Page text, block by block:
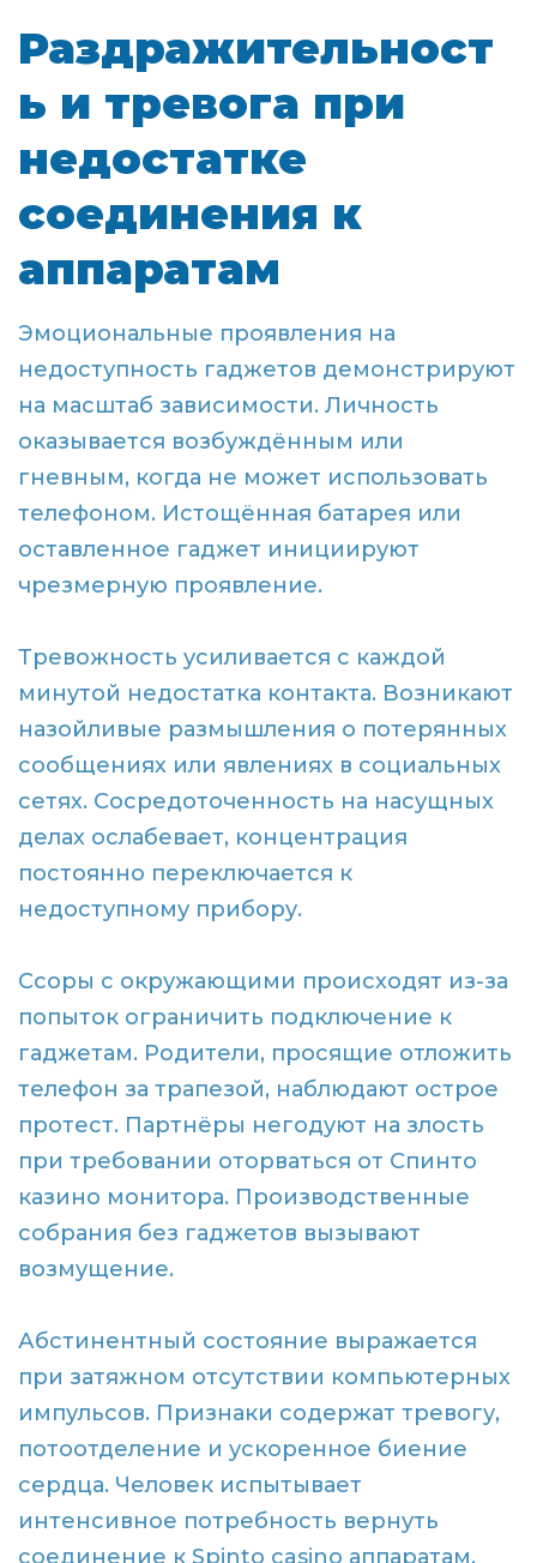
Раздражительност
ь и тревога при
недостатке
соединения к
аппаратам
Эмоциональные проявления на
недоступность гаджетов демонстрируют
на масштаб зависимости. Личность
оказывается возбуждённым или
гневным, когда не может использовать
телефоном. Истощённая батарея или
оставленное гаджет инициируют
чрезмерную проявление.
Тревожность усиливается с каждой
минутой недостатка контакта. Возникают
назойливые размышления о потерянных
сообщениях или явлениях в социальных
сетях. Сосредоточенность на насущных
делах ослабевает, концентрация
постоянно переключается к
недоступному прибору.
Ссоры с окружающими происходят из-за
попыток ограничить подключение к
гаджетам. Родители, просящие отложить
телефон за трапезой, наблюдают острое
протест. Партнёры негодуют на злость
при требовании оторваться от Спинто
казино монитора. Производственные
собрания без гаджетов вызывают
возмущение.
Абстинентный состояние выражается
при затяжном отсутствии компьютерных
импульсов. Признаки содержат тревогу,
потоотделение и ускоренное биение
сердца. Человек испытывает
интенсивное потребность вернуть
соединение к Spinto casino аппаратам.